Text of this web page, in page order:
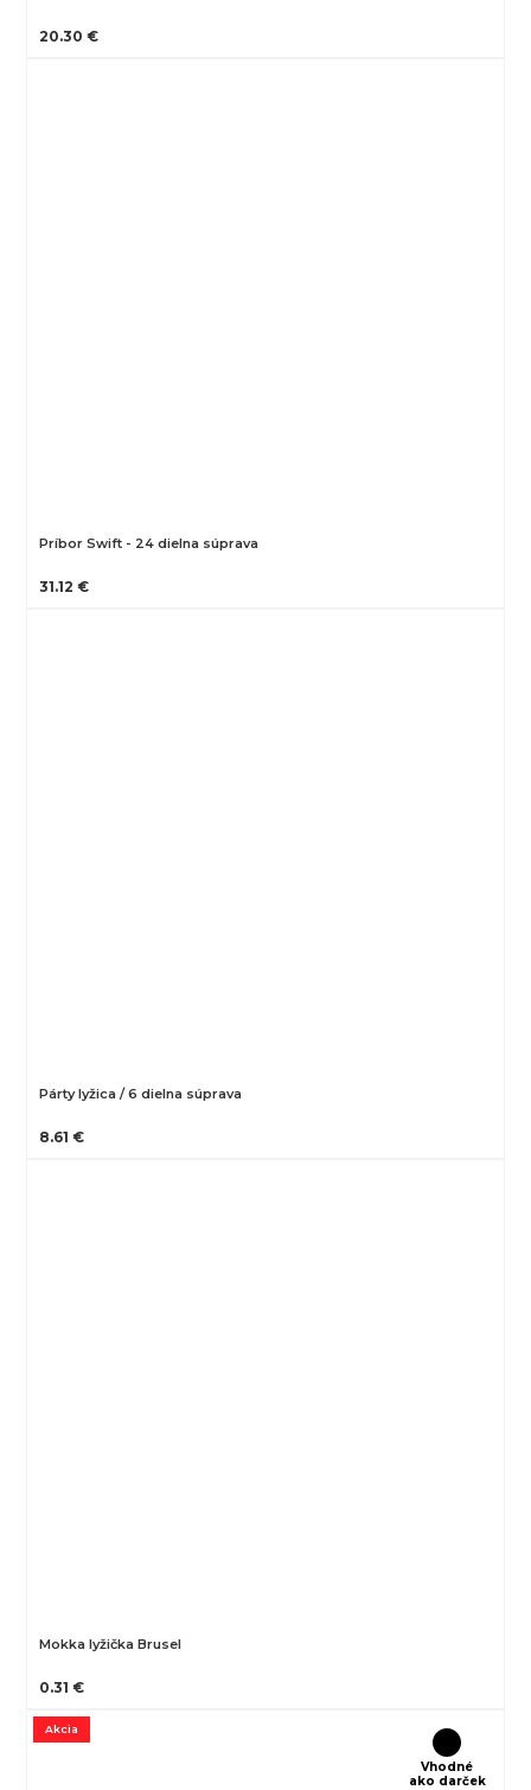
20.30 €
Príbor Swift - 24 dielna súprava
31.12 €
Párty lyžica / 6 dielna súprava
8.61 €
Mokka lyžička Brusel
0.31 €
Akcia
Vhodné
ako darček